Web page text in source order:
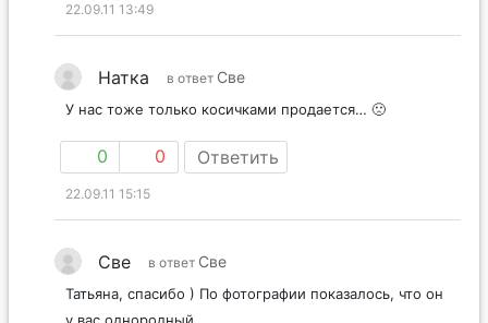
22.09.11 13:49
Натка в ответ Све
У нас тоже только косичками продается… 🙁
0 0 Ответить
22.09.11 15:15
Све в ответ Све
Татьяна, спасибо ) По фотографии показалось, что он